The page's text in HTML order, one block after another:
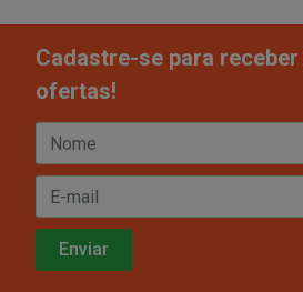
Cadastre-se para
ofertas!